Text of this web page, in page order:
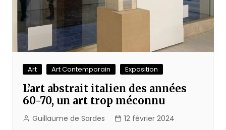
Art Art Contemporain Exposition
L’art abstrait italien des années
60-70, un art trop méconnu
Guillaume de Sardes 12 février 2024